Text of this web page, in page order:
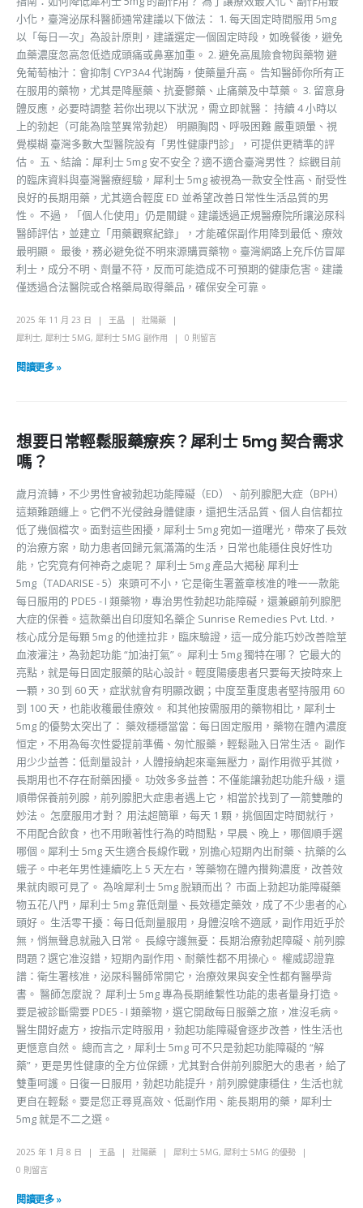
小化，臺灣泌尿科醫師通常建議以下做法： 1. 每天固定時間服用 5mg
以「每日一次」為設計原則，建議選定一個固定時段，如晚餐後，避免
血藥濃度忽高忽低造成頭痛或鼻塞加重。 2. 避免高風險食物與藥物 避
免葡萄柚汁：會抑制 CYP3A4 代謝酶，使藥量升高。 告知醫師你所有正
在服用的藥物，尤其是降壓藥、抗憂鬱藥、止痛藥及中草藥。 3. 留意身
體反應，必要時調整 若你出現以下狀況，需立即就醫： 持續 4 小時以
上的勃起（可能為陰莖異常勃起） 明顯胸悶、呼吸困難 嚴重頭暈、視
覺模糊 臺灣多數大型醫院設有「男性健康門診」，可提供更精準的評
估。 五、結論：犀利士 5mg 安不安全？適不適合臺灣男性？ 綜觀目前
的臨床資料與臺灣醫療經驗，犀利士 5mg 被視為一款安全性高、耐受性
良好的長期用藥，尤其適合輕度 ED 並希望改善日常性生活品質的男
性。 不過，「個人化使用」仍是關鍵。建議透過正規醫療院所讓泌尿科
醫師評估，並建立「用藥觀察紀錄」，才能確保副作用降到最低、療效
最明顯。 最後，務必避免從不明來源購買藥物。臺灣網路上充斥仿冒犀
利士，成分不明、劑量不符，反而可能造成不可預期的健康危害。建議
僅透過合法醫院或合格藥局取得藥品，確保安全可靠。
2025 年 11 月 23 日 王晶
壯陽藥
犀利士, 犀利士 5MG, 犀利士 5MG 副作用 0 則留言
閱讀更多 »
想要日常輕鬆服藥療疾？犀利士 5mg 契合需求
嗎？
歲月流轉，不少男性會被勃起功能障礙（ED）、前列腺肥大症（BPH）
這類難題纏上。它們不光侵蝕身體健康，還把生活品質、個人自信都拉
低了幾個檔次。面對這些困擾，犀利士 5mg 宛如一道曙光，帶來了長效
的治療方案，助力患者回歸元氣滿滿的生活，日常也能穩住良好性功
能，它究竟有何神奇之處呢？ 犀利士 5mg 產品大揭秘 犀利士
5mg（TADARISE - 5）來頭可不小，它是衛生署蓋章核准的唯一一款能
每日服用的 PDE5 - I 類藥物，專治男性勃起功能障礙，還兼顧前列腺肥
大症的保養。這款藥出自印度知名藥企 Sunrise Remedies Pvt. Ltd.，
核心成分是每顆 5mg 的他達拉非，臨床驗證，這一成分能巧妙改善陰莖
血液灌注，為勃起功能 “加油打氣”。 犀利士 5mg 獨特在哪？ 它最大的
亮點，就是每日固定服藥的貼心設計。輕度陽痿患者只要每天按時來上
一顆，30 到 60 天，症狀就會有明顯改觀；中度至重度患者堅持服用 60
到 100 天，也能收穫最佳療效。 和其他按需服用的藥物相比，犀利士
5mg 的優勢太突出了： 藥效穩穩當當：每日固定服用，藥物在體內濃度
恒定，不用為每次性愛提前準備、匆忙服藥，輕鬆融入日常生活。 副作
用少少益善：低劑量設計，人體接納起來毫無壓力，副作用微乎其微，
長期用也不存在耐藥困擾。 功效多多益善：不僅能讓勃起功能升級，還
順帶保養前列腺，前列腺肥大症患者遇上它，相當於找到了一箭雙雕的
妙法。 怎麼服用才對？ 用法超簡單，每天 1 顆，挑個固定時間就行，
不用配合飲食，也不用瞅著性行為的時間點，早晨、晚上，哪個順手選
哪個。犀利士 5mg 天生適合長線作戰，別擔心短期內出耐藥、抗藥的么
蛾子。中老年男性連續吃上 5 天左右，等藥物在體內攢夠濃度，改善效
果就肉眼可見了。 為啥犀利士 5mg 脫穎而出？ 市面上勃起功能障礙藥
物五花八門，犀利士 5mg 靠低劑量、長效穩定藥效，成了不少患者的心
頭好。 生活零干擾：每日低劑量服用，身體沒啥不適感，副作用近乎於
無，悄無聲息就融入日常。 長線守護無憂：長期治療勃起障礙、前列腺
問題？選它准沒錯，短期內副作用、耐藥性都不用操心。 權威認證靠
譜：衛生署核准，泌尿科醫師常開它，治療效果與安全性都有醫學背
書。 醫師怎麼說？ 犀利士 5mg 專為長期維繫性功能的患者量身打造。
要是被診斷需要 PDE5 - I 類藥物，選它開啟每日服藥之旅，准沒毛病。
醫生開好處方，按指示定時服用，勃起功能障礙會逐步改善，性生活也
更愜意自然。 總而言之，犀利士 5mg 可不只是勃起功能障礙的 “解
藥”，更是男性健康的全方位保鏢，尤其對合併前列腺肥大的患者，給了
雙重呵護。日復一日服用，勃起功能提升，前列腺健康穩住，生活也就
更自在輕鬆。要是您正尋覓高效、低副作用、能長期用的藥，犀利士
5mg 就是不二之選。
2025 年 1 月 8 日 王晶 壯陽藥 犀利士 5MG, 犀利士 5MG 的優勢
0 則留言
閱讀更多 »